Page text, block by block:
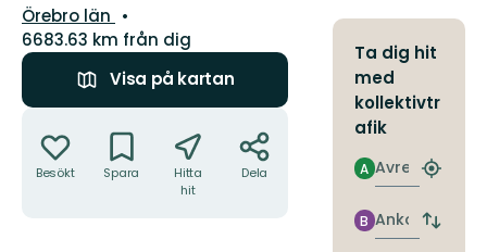
Län:
Örebro län
6683.63 km från dig
Visa på kartan
Besökt Spara
Hitta
hit
Dela
Ta dig hit
med
kollektivtr
afik
Avresa
A
Hitta
Ankomst
B
Byt